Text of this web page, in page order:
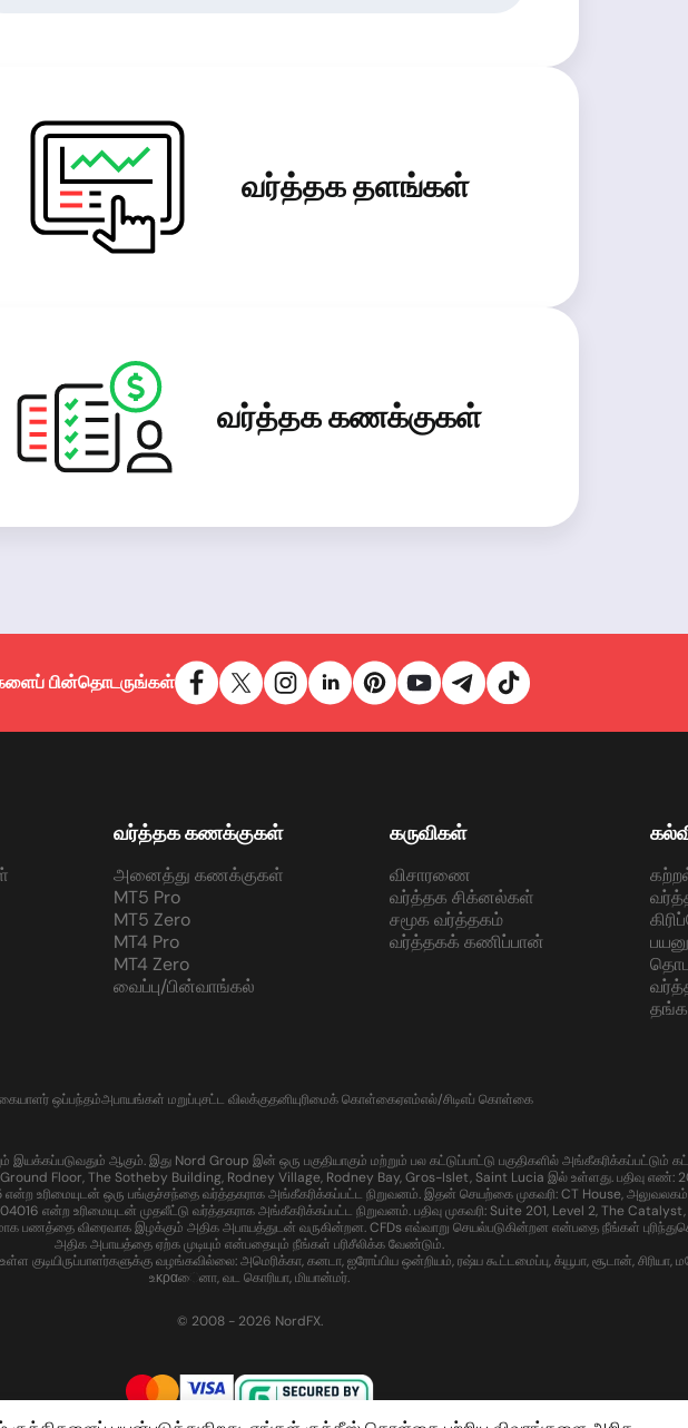
வர்த்தக தளங்கள்
வர்த்தக கணக்குகள்
பின்தொடருங்கள்
வர்த்தக கணக்குகள்
அனைத்து கணக்குகள்
MT5 Pro
MT5 Zero
MT4 Pro
MT4 Zero
வைப்பு/பின்வாங்கல்
கருவிகள்
விசாரணை
வர்த்தக சிக்னல்கள்
சமூக வர்த்தகம்
வர்த்தகக் கணிப்பான்
தங்க
ஒப்பந்தம்அபாயங்கள் மறுப்புசட்ட விலக்குதனியுரிமைக் கொள்கைஏஎம்எல்/சிடிஎப் கொள்கை
ஆகும். இது Nord Group இன் ஒரு பகுதியாகும் மற்றும் பல கட்டுப்பாட்டு பகுதிகளில் அங்கீகரிக்கப்பட்டும்
Floor, The Sotheby Building, Rodney Village, Rodney Bay, Gros-Islet, Saint Lucia இல் உள்ளது. பதிவு எண்:
உரிமையுடன் ஒரு பங்குச்சந்தை வர்த்தகராக அங்கீகரிக்கப்பட்ட நிறுவனம். இதன் செயற்கை முகவரி: CT House,
என்ற உரிமையுடன் முதலீட்டு வர்த்தகராக அங்கீகரிக்கப்பட்ட நிறுவனம். பதிவு முகவரி: Suite 201, Level 2, The
பணத்தை விரைவாக இழக்கும் அதிக அபாயத்துடன் வருகின்றன. CFDs எவ்வாறு செயல்படுகின்றன என்பதை நீங்கள்
அதிக அபாயத்தை ஏற்க முடியும் என்பதையும் நீங்கள் பரிசீலிக்க வேண்டும்.
வழங்கவில்லை: அமெரிக்கா, கனடா, ஐரோப்பிய ஒன்றியம், ரஷ்ய கூட்டமைப்பு, க்யூபா, சூடான், சிரியா,
உκραைனா, வட கொரியா, மியான்மர்.
© 2008 - 2026 NordFX.